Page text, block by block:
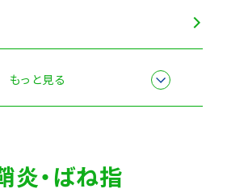
もっと見る
炎・ばね指